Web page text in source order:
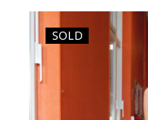
SOLD